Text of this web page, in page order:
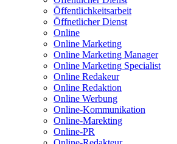
Öffentlichkeitsarbeit
Öffnetlicher Dienst
Online
Online Marketing
Online Marketing Manager
Online Marketing Specialist
Online Redakeur
Online Redaktion
Online Werbung
Online-Kommunikation
Online-Marekting
Online-PR